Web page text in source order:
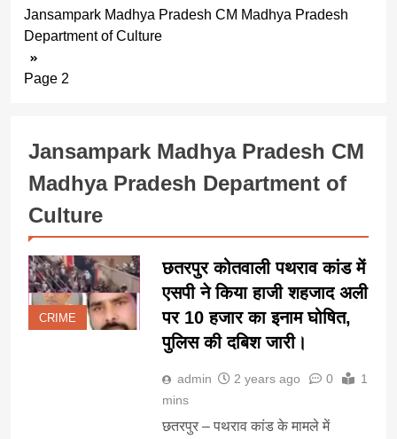
Jansampark Madhya Pradesh CM Madhya Pradesh
Department of Culture
Page 2
Jansampark Madhya Pradesh CM
Madhya Pradesh Department of
Culture
CRIME
छतरपुर कोतवाली पथराव कांड में
एसपी ने किया हाजी शहजाद अली
पर 10 हजार का इनाम घोषित,
पुलिस की दबिश जारी।
admin 2 years ago 0
1
mins
छतरपुर – पथराव कांड के मामले में